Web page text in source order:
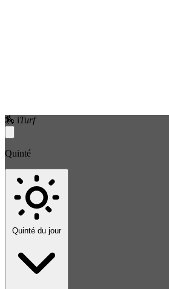
🏇 iTurf
Quinté
Quinté du jour